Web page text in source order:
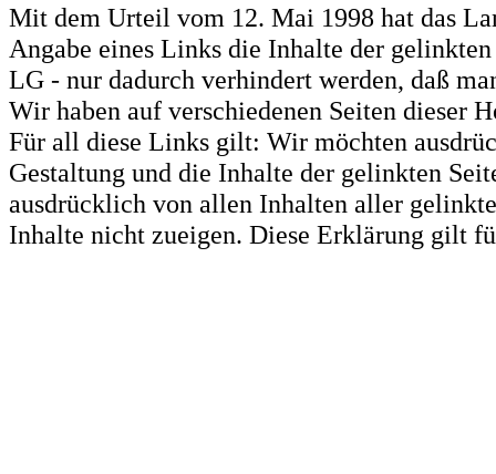
Mit dem Urteil vom 12. Mai 1998 hat das
Angabe eines Links die Inhalte der
LG - nur dadurch verhindert werden, daß
Wir haben auf verschiedenen Seiten dieser
Für all diese Links gilt: Wir möchten
Gestaltung und die Inhalte der gelinkten
ausdrücklich von allen Inhalten aller
Inhalte nicht zueigen. Diese Erklärung gilt